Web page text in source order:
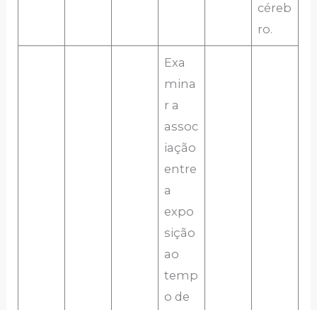
céreb
ro.
Exa
mina
r a
assoc
iação
entre
a
expo
sição
ao
temp
o de